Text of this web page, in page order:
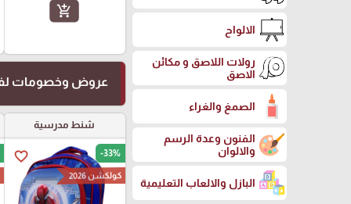
الالواح
رولات اللاصق و مكائن
الاصق
الصمغ والغراء
الفنون وعدة الرسم
والالوان
البازل والالعاب التعليمية
add_shopping_cart
عروض وخصومات
شنط مدرسية
favorite_border -33%
كولكشن 2026